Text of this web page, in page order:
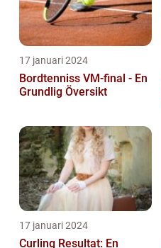
17 januari 2024
Bordtenniss VM-final - En
Grundlig Översikt
17 januari 2024
Curling Resultat: En